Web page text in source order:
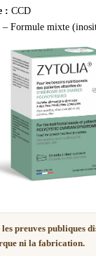
: CCD
Formule mixte
preuves publiques
ni la fabrication.